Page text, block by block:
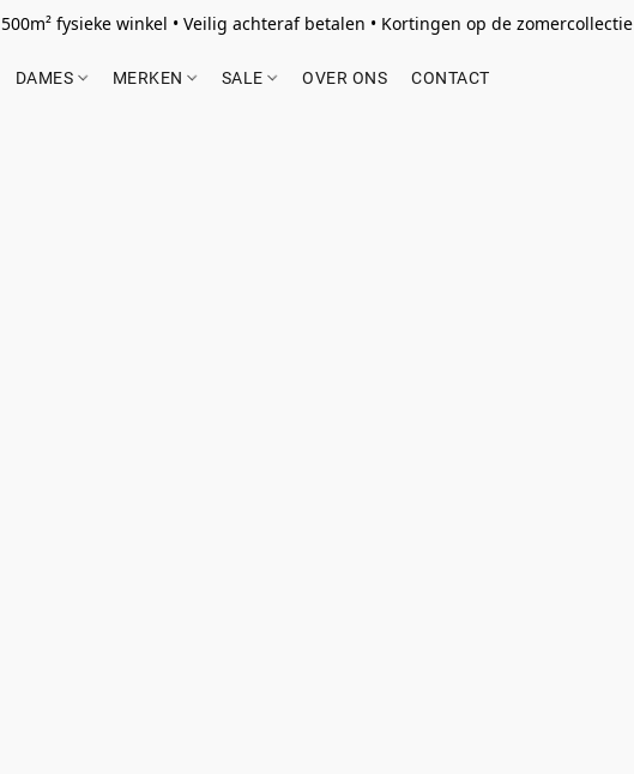
500m² fysieke winkel • Veilig achteraf betalen • Kortingen op de zomercollectie
DAMES MERKEN SALE OVER ONS CONTACT